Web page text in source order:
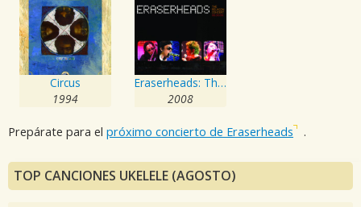
Circus
1994
Eraserheads: The Reunion Concert!
2008
Prepárate para el próximo concierto de Eraserheads .
TOP CANCIONES UKELELE (AGOSTO)